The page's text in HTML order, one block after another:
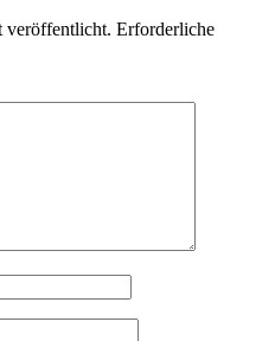
veröffentlicht. Erforderliche